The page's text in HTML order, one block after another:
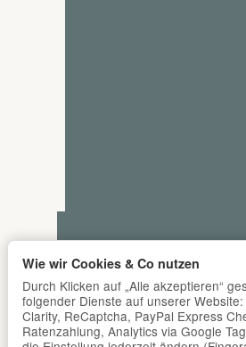
Wie wir Cookies & Co nutzen
Durch Klicken auf „Alle akzeptieren“
folgender Dienste auf unserer
Clarity, ReCaptcha, PayPal Express
Ratenzahlung, Analytics via Google